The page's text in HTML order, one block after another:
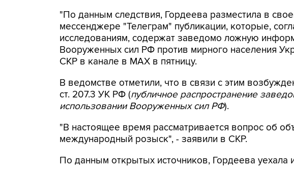
"По данным следствия, Гордеева разместила в
мессенджере "Телеграм" публикации, которые,
исследованиям, содержат заведомо ложную
Вооруженных сил РФ против мирного населения
СКР в канале в MAX в пятницу.
В ведомстве отметили, что в связи с этим
ст. 207.3 УК РФ (публичное распространение
использовании Вооруженных сил РФ).
"В настоящее время рассматривается вопрос об
международный розыск", - заявили в СКР.
По данным открытых источников, Гордеева уехала